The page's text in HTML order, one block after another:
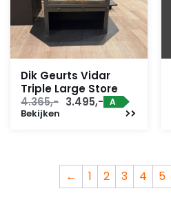
Dik Geurts Vidar
Triple Large Store
4.365,- Oorspronkelijke
3.495,- Huidige
prijs
A
Bekijken
← 1 2 3 4 5